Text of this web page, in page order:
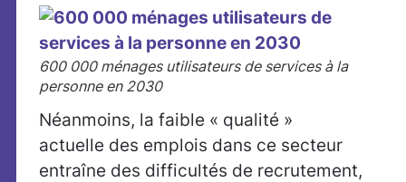
600 000 ménages utilisateurs de services à la
personne en 2030
Néanmoins, la faible « qualité »
actuelle des emplois dans ce secteur
entraîne des difficultés de recrutement,